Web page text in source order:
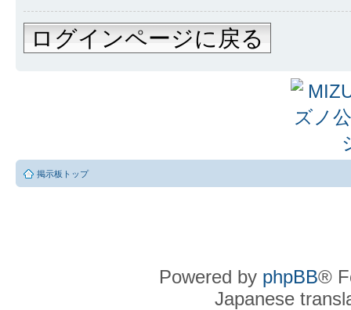
ログインページに戻る
掲示板トップ
Powered by phpBB®
Japanese